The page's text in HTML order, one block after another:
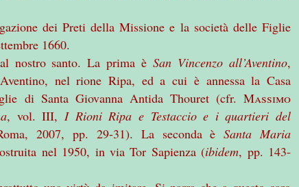
dei Preti della Missione e la società delle Figlie
1660.
al nostro santo. La prima èSan Vincenzo all’Aventino,
nel rione Ripa, ed a cui è annessa la Casa
di Santa Giovanna Antida Thouret (cfr. Massimo
, vol. III, I Rioni Ripa e Testaccio e i quartieri del
2007, pp. 29-31). La seconda èSanta Maria
nel 1950, in via Tor Sapienza (ibidem, pp. 143-